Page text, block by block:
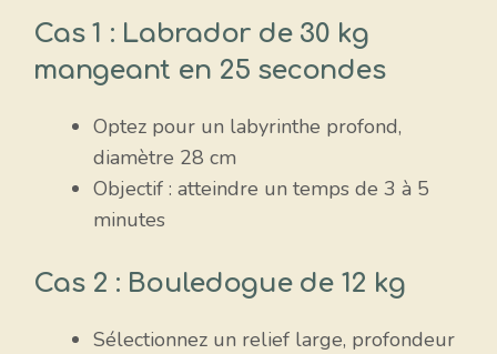
Cas 1 : Labrador de 30 kg
mangeant en 25 secondes
Optez pour un labyrinthe profond,
diamètre 28 cm
Objectif : atteindre un temps de 3 à 5
minutes
Cas 2 : Bouledogue de 12 kg
Sélectionnez un relief large, profondeur